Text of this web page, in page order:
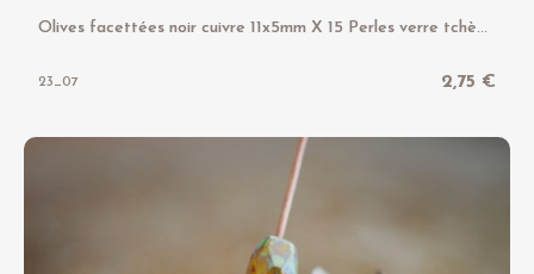
O
lives facettées noir cuivre 11x5mm X 15 Perles verre tchèque opaque
23_07 2,75 €